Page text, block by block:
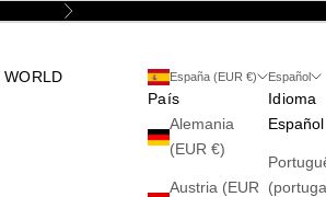
Siguiente
WORLD España (EUR €)
País
Alemania
(EUR €)
Austria (EUR
Español
Idioma
Español